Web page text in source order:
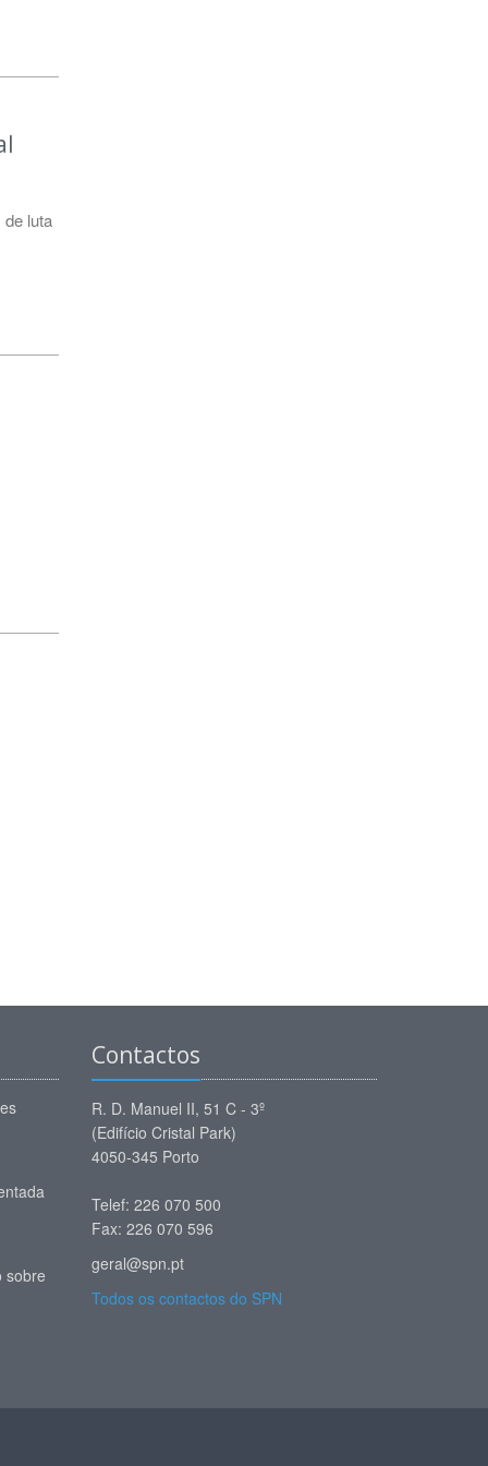
luta
sobre
Contactos
R. D. Manuel II, 51 C - 3º
(Edifício Cristal Park)
4050-345 Porto
Telef: 226 070 500
Fax: 226 070 596
geral@spn.pt
Todos os contactos do SPN